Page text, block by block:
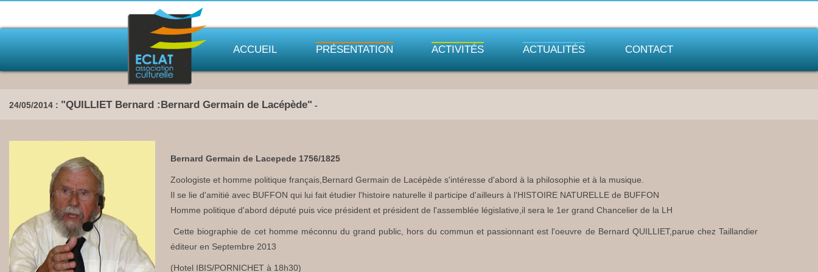
ACCUEIL PRÉSENTATION ACTIVITÉS ACTUALITÉS CONTACT
24/05/2014 : "QUILLIET Bernard :Bernard Germain de Lacépède" -
Bernard Germain de Lacepede 1756/1825
Zoologiste et homme politique français,Bernard Germain de Lacépède s'intéresse d'abord à la philosophie et à la musique.
Il se lie d'amitié avec BUFFON qui lui fait étudier l'histoire naturelle il participe d'ailleurs à l'HISTOIRE NATURELLE de BUFFON
Homme politique d'abord député puis vice président et président de l'assemblée législative,il sera le 1er grand Chancelier de la LH
Cette biographie de cet homme méconnu du grand public, hors du commun et passionnant est l'oeuvre de Bernard QUILLIET,parue chez Taillandier
éditeur en Septembre 2013
(Hotel IBIS/PORNICHET à 18h30)